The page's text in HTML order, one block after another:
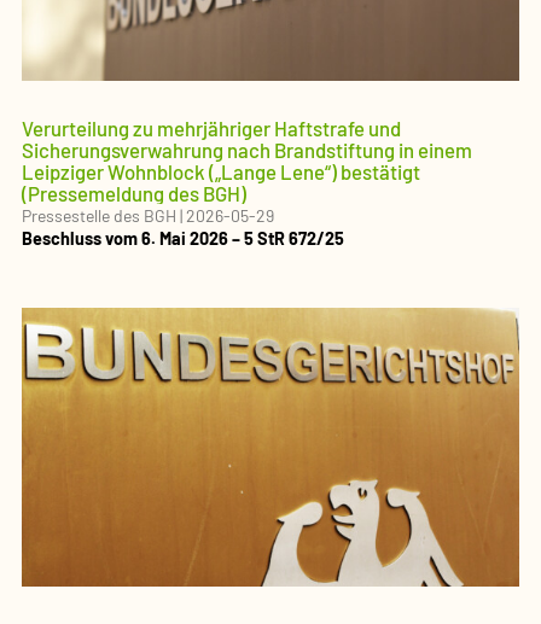
Verurteilung zu mehrjähriger Haftstrafe und
Sicherungsverwahrung nach Brandstiftung in einem
Leipziger Wohnblock („Lange Lene“) bestätigt
(Pressemeldung des BGH)
Pressestelle des BGH |2026-05-29
Beschluss vom 6. Mai 2026 – 5 StR 672/25